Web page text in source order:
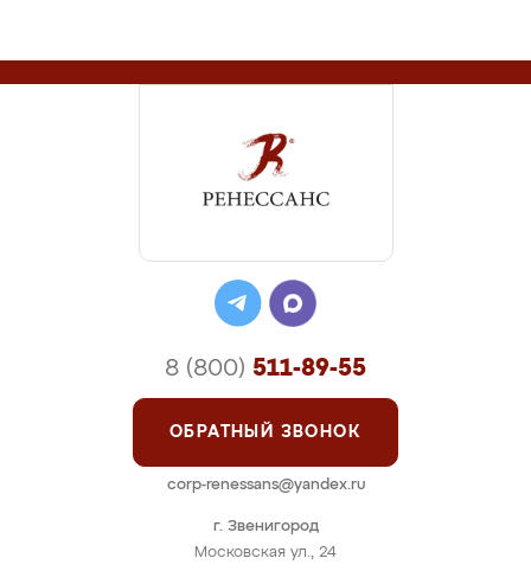
г. Звенигород
Московская ул., 24
8 (800) 511-89-55
ОБРАТНЫЙ ЗВОНОК
corp-renessans@yandex.ru